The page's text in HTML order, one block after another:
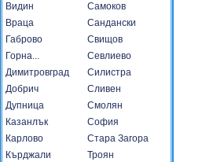
Видин
Враца
Габрово
Горна...
Димитровград
Добрич
Дупница
Казанлък
Карлово
Кърджали
Самоков
Сандански
Свищов
Севлиево
Силистра
Сливен
Смолян
София
Стара Загора
Троян